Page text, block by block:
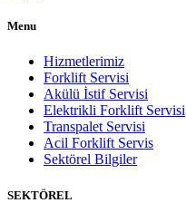
Menu
Hizmetlerimiz
Forklift Servisi
Akülü İstif Servisi
Elektrikli Forklift Servisi
Transpalet Servisi
Acil Forklift Servis
Sektörel Bilgiler
SEKTÖREL